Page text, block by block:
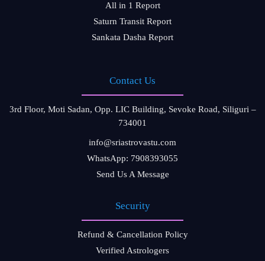
All in 1 Report
Saturn Transit Report
Sankata Dasha Report
Contact Us
3rd Floor, Moti Sadan, Opp. LIC Building, Sevoke Road, Siliguri –
734001
info@sriastrovastu.com
WhatsApp: 7908393055
Send Us A Message
Security
Refund & Cancellation Policy
Verified Astrologers